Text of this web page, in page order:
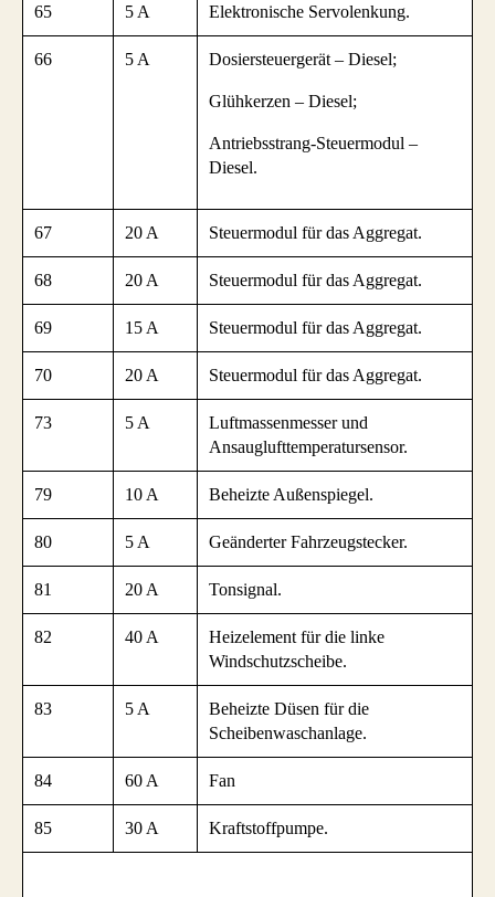
65 5 A Elektronische Servolenkung.
66 5 A Dosiersteuergerät – Diesel;
Glühkerzen – Diesel;
Antriebsstrang-Steuermodul –
Diesel.
67 20 A Steuermodul für das Aggregat.
68 20 A Steuermodul für das Aggregat.
69 15 A Steuermodul für das Aggregat.
70 20 A Steuermodul für das Aggregat.
73 5 A
Luftmassenmesser und
Ansauglufttemperatursensor.
79 10 A Beheizte Außenspiegel.
80 5 A Geänderter Fahrzeugstecker.
81 20 A Tonsignal.
82 40 A
Heizelement für die linke
Windschutzscheibe.
83 5 A
Beheizte Düsen für die
Scheibenwaschanlage.
84 60 A Fan
85 30 A Kraftstoffpumpe.